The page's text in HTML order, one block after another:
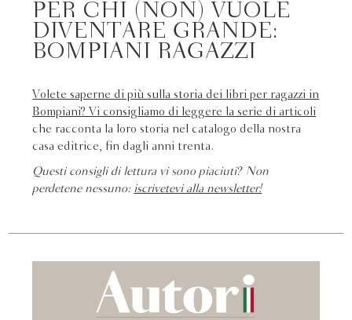
PER CHI (NON) VUOLE
DIVENTARE GRANDE:
BOMPIANI RAGAZZI
Volete saperne di più sulla storia dei libri per ragazzi in
Bompiani? Vi consigliamo di leggere
la serie di articoli
che racconta la loro storia nel catalogo della nostra
casa editrice, fin dagli anni trenta.
Questi consigli di lettura vi sono piaciuti? Non
perdetene nessuno: iscrivetevi alla newsletter!